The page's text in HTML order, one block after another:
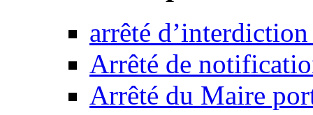
arrêté
Arrêté de
Arrêté du Maire